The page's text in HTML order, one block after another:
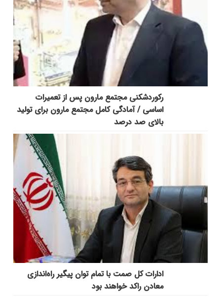
رکوردشکنی مجتمع مارون پس از تعمیرات
اساسی / آمادگی کامل مجتمع مارون برای تولید
بالای صد درصد
ادارات کل صمت با تمام توان پیگیر راه‌اندازی
معادن راکد خواهند بود